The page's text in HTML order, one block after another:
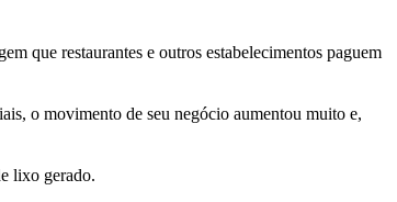
que restaurantes e outros estabelecimentos paguem
o movimento de seu negócio aumentou muito e,
lixo gerado.